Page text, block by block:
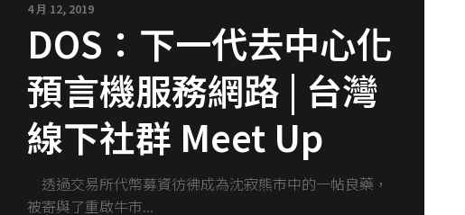
4 月 12, 2019
DOS：下一代去中心化
預言機服務網路 | 台灣
線下社群 Meet Up
透過交易所代幣募資彷彿成為沈寂熊市中的一帖良藥，
被寄與了重啟牛市...